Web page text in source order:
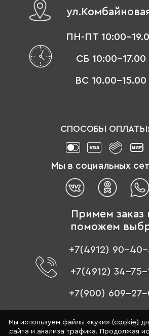
ПН-ПТ 10:00-
СБ 10:00-17.00
ВС 10.00-15.00
СПОСОБЫ ОПЛАТЫ:
Мы в социальных
Примем заказ
поможем
+7(4912) 90-40-
+7(4912) 34-75-
+7(900) 609-27-
© 1996 - 2026 «Цвет мебели» –
Мы используем файлы «куки» (cookie)
сайта и анализа трафика. Продолжая